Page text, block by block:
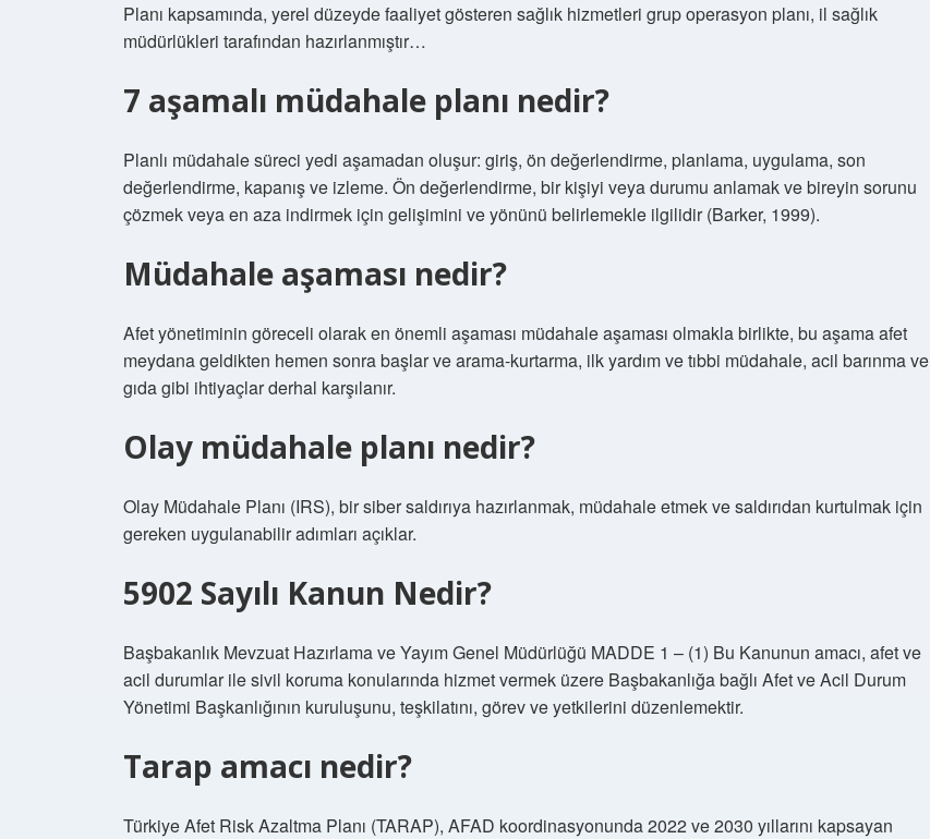
Planı kapsamında, yerel düzeyde faaliyet gösteren sağlık hizmetleri grup operasyon planı, il sağlık
müdürlükleri tarafından hazırlanmıştır…
7 aşamalı müdahale planı nedir?
Planlı müdahale süreci yedi aşamadan oluşur: giriş, ön değerlendirme, planlama, uygulama, son
değerlendirme, kapanış ve izleme. Ön değerlendirme, bir kişiyi veya durumu anlamak ve bireyin sorunu
çözmek veya en aza indirmek için gelişimini ve yönünü belirlemekle ilgilidir (Barker, 1999).
Müdahale aşaması nedir?
Afet yönetiminin göreceli olarak en önemli aşaması müdahale aşaması olmakla birlikte, bu aşama afet
meydana geldikten hemen sonra başlar ve arama-kurtarma, ilk yardım ve tıbbi müdahale, acil barınma ve
gıda gibi ihtiyaçlar derhal karşılanır.
Olay müdahale planı nedir?
Olay Müdahale Planı (IRS), bir siber saldırıya hazırlanmak, müdahale etmek ve saldırıdan kurtulmak için
gereken uygulanabilir adımları açıklar.
5902 Sayılı Kanun Nedir?
Başbakanlık Mevzuat Hazırlama ve Yayım Genel Müdürlüğü MADDE 1 – (1) Bu Kanunun amacı, afet ve
acil durumlar ile sivil koruma konularında hizmet vermek üzere Başbakanlığa bağlı Afet ve Acil Durum
Yönetimi Başkanlığının kuruluşunu, teşkilatını, görev ve yetkilerini düzenlemektir.
Tarap amacı nedir?
Türkiye Afet Risk Azaltma Planı (TARAP), AFAD koordinasyonunda 2022 ve 2030 yıllarını kapsayan